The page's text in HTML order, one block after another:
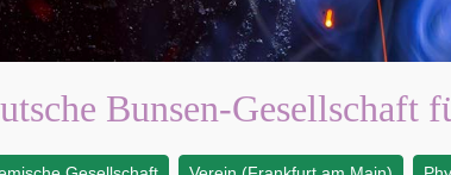
Bunsen-Gesellschaft